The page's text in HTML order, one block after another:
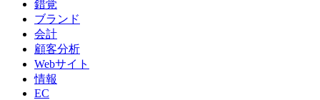
錯覚
ブランド
会計
顧客分析
Webサイト
情報
EC